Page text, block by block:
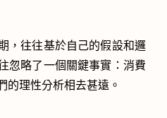
，往往基於自己的假設和邏
忽略了一個關鍵事實：消費
的理性分析相去甚遠。